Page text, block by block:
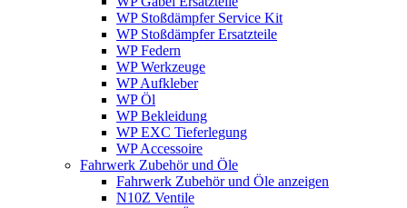
WP Stoßdämpfer Service Kit
WP Stoßdämpfer Ersatzteile
WP Federn
WP Werkzeuge
WP Aufkleber
WP Öl
WP Bekleidung
WP EXC Tieferlegung
WP Accessoire
Fahrwerk Zubehör und Öle
Fahrwerk Zubehör und Öle anzeigen
N10Z Ventile